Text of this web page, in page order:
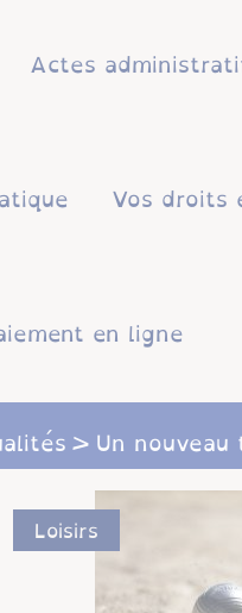
Actes
Vos droits
en ligne
Un
Loisirs